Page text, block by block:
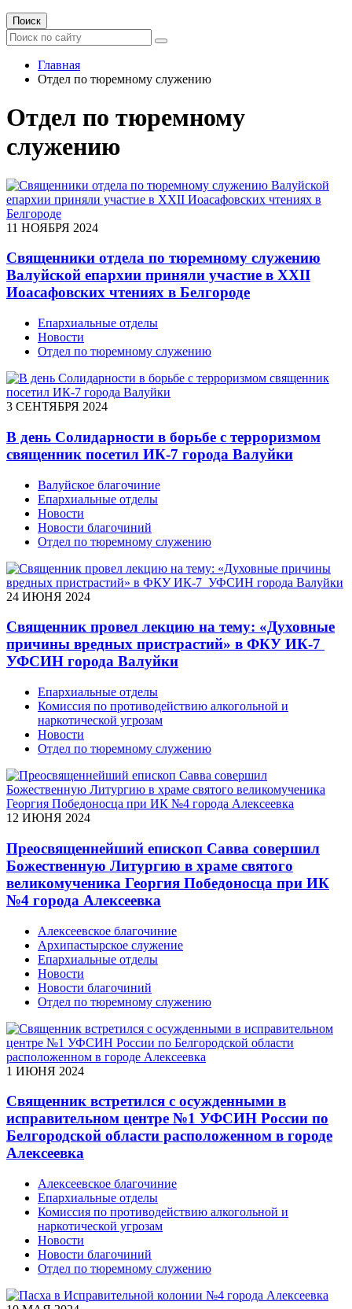
Поиск
Главная
Отдел по тюремному служению
Отдел по тюремному
служению
11 НОЯБРЯ 2024
Священники отдела по тюремному служению
Валуйской епархии приняли участие в XXII
Иоасафовских чтениях в Белгороде
Епархиальные отделы
Новости
Отдел по тюремному служению
3 СЕНТЯБРЯ 2024
В день Солидарности в борьбе с терроризмом
священник посетил ИК-7 города Валуйки
Валуйское благочиние
Епархиальные отделы
Новости
Новости благочиний
Отдел по тюремному служению
24 ИЮНЯ 2024
Священник провел лекцию на тему: «Духовные
причины вредных пристрастий» в ФКУ ИК-7
УФСИН города Валуйки
Епархиальные отделы
Комиссия по противодействию алкогольной и
наркотической угрозам
Новости
Отдел по тюремному служению
12 ИЮНЯ 2024
Преосвященнейший епископ Савва совершил
Божественную Литургию в храме святого
великомученика Георгия Победоносца при ИК
№4 города Алексеевка
Алексеевское благочиние
Архипастырское служение
Епархиальные отделы
Новости
Новости благочиний
Отдел по тюремному служению
1 ИЮНЯ 2024
Священник встретился с осужденными в
исправительном центре №1 УФСИН России по
Белгородской области расположенном в городе
Алексеевка
Алексеевское благочиние
Епархиальные отделы
Комиссия по противодействию алкогольной и
наркотической угрозам
Новости
Новости благочиний
Отдел по тюремному служению